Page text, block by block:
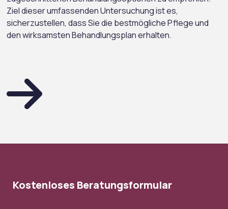
Ziel dieser umfassenden Untersuchung ist es,
sicherzustellen, dass Sie die bestmögliche Pflege und
den wirksamsten Behandlungsplan erhalten.
Kostenloses Beratungsformular